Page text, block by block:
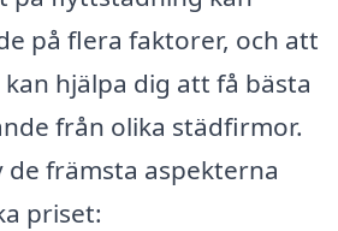
på flera faktorer, och att
hjälpa dig att få bästa
från olika städfirmor.
de främsta aspekterna
priset: